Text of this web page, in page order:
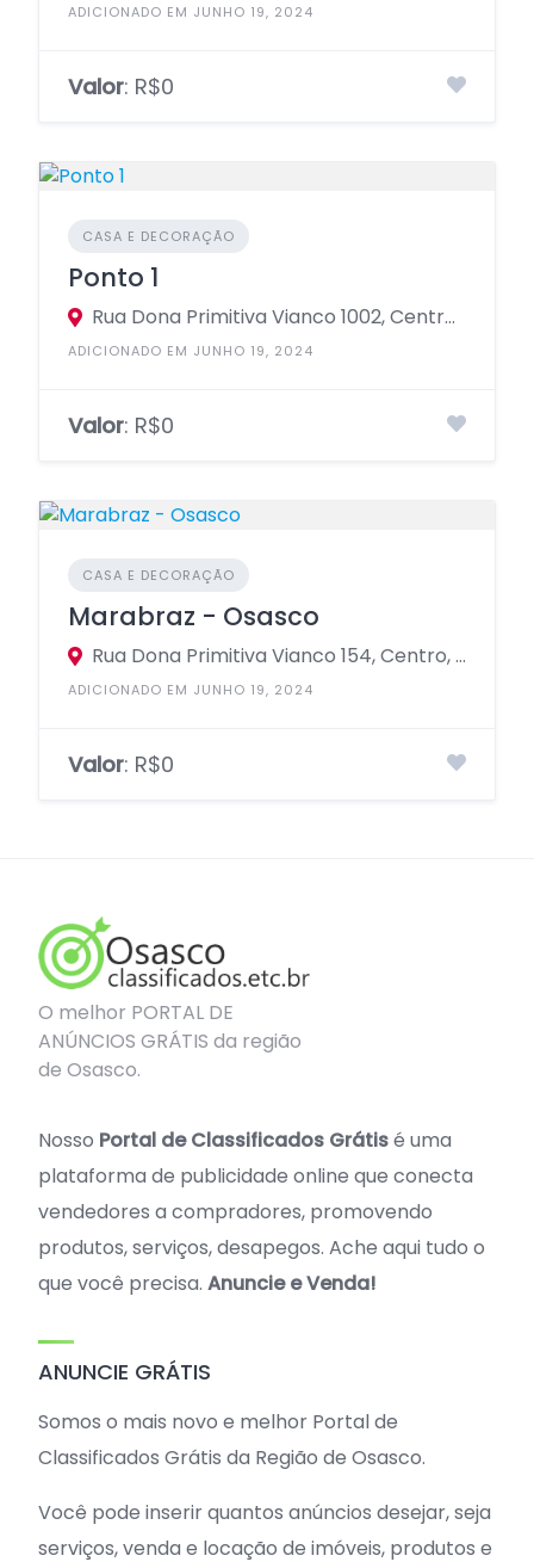
ADICIONADO EM JUNHO 19, 2024
Valor: R$0
CASA E DECORAÇÃO
Ponto 1
Rua Dona Primitiva Vianco 1002, Centro, Osasco - São Paulo, 06010, Brasil
ADICIONADO EM JUNHO 19, 2024
Valor: R$0
CASA E DECORAÇÃO
Marabraz - Osasco
Rua Dona Primitiva Vianco 154, Centro, Osasco - São Paulo, 06010, Brasil
ADICIONADO EM JUNHO 19, 2024
Valor: R$0
O melhor PORTAL DE
ANÚNCIOS GRÁTIS da região
de Osasco.
Nosso Portal de Classificados Grátisé uma
plataforma de publicidade online que conecta
vendedores a compradores, promovendo
produtos, serviços, desapegos. Ache aqui tudo o
que você precisa. Anuncie e Venda!
ANUNCIE GRÁTIS
Somos o mais novo e melhor Portal de
Classificados Grátis da Região de Osasco.
Você pode inserir quantos anúncios desejar, seja
serviços, venda e locação de imóveis, produtos e